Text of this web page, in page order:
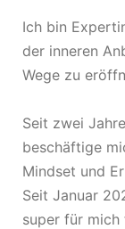
Ich bin
der inneren
Wege zu
Seit zwei
beschäftige
Mindset und
Seit Januar
super für mich